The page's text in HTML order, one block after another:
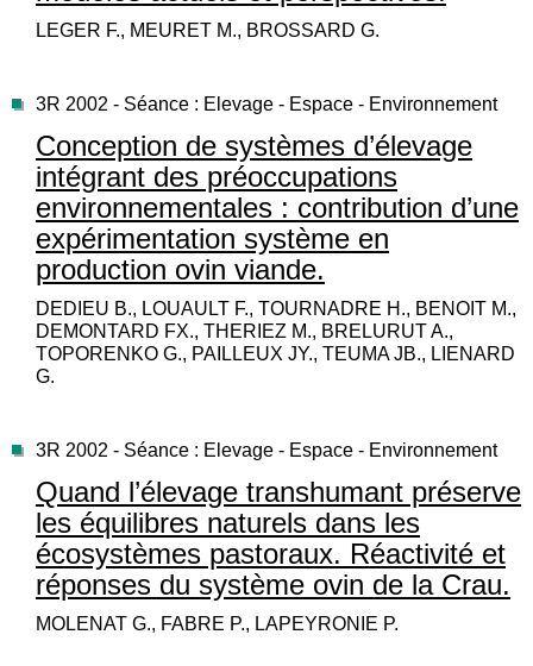
LEGER F., MEURET M., BROSSARD G.
3R 2002 - Séance : Elevage - Espace - Environnement
Conception de systèmes d’élevage
intégrant des préoccupations
environnementales : contribution d’une
expérimentation système en
production ovin viande.
DEDIEU B., LOUAULT F., TOURNADRE H., BENOIT M.,
DEMONTARD FX., THERIEZ M., BRELURUT A.,
TOPORENKO G., PAILLEUX JY., TEUMA JB., LIENARD
G.
3R 2002 - Séance : Elevage - Espace - Environnement
Quand l’élevage transhumant préserve
les équilibres naturels dans les
écosystèmes pastoraux. Réactivité et
réponses du système ovin de la Crau.
MOLENAT G., FABRE P., LAPEYRONIE P.